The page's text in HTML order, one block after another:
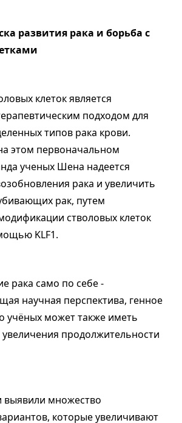
развития рака и борьба с
клеток является
подходом для
типов рака крови.
этом первоначальном
ученых Шена надеется
рака и увеличить
рак, путем
стволовых клеток
KLF1.
рака само по себе -
научная перспектива, генное
учёных может также иметь
продолжительности
выявили множество
которые увеличивают